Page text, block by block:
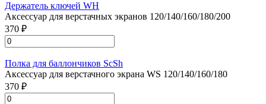
Держатель ключей WH
Аксессуар для верстачных экранов 120/140/160/180/200
370 ₽
Полка для баллончиков ScSh
Аксессуар для верстачного экрана WS 120/140/160/180
370 ₽